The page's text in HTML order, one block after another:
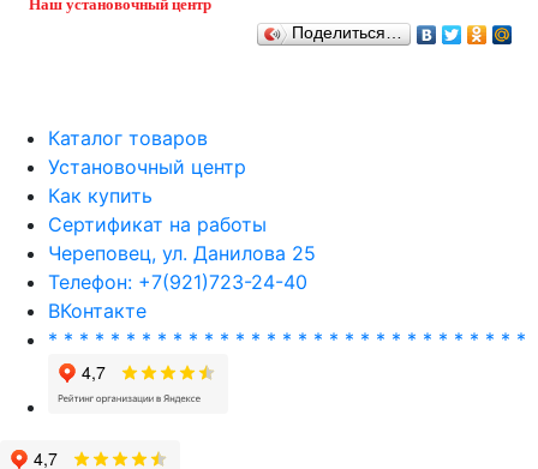
Наш установочный центр
Поделиться…
Каталог товаров
Установочный центр
Как купить
Сертификат на работы
Череповец, ул. Данилова 25
Телефон: +7(921)723-24-40
ВКонтакте
* * * * * * * * * * * * * * * * * * * * * * * * * * * * * * *